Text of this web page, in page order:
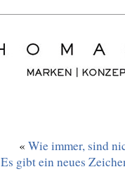
« Wie immer, sind
Es gibt ein neues